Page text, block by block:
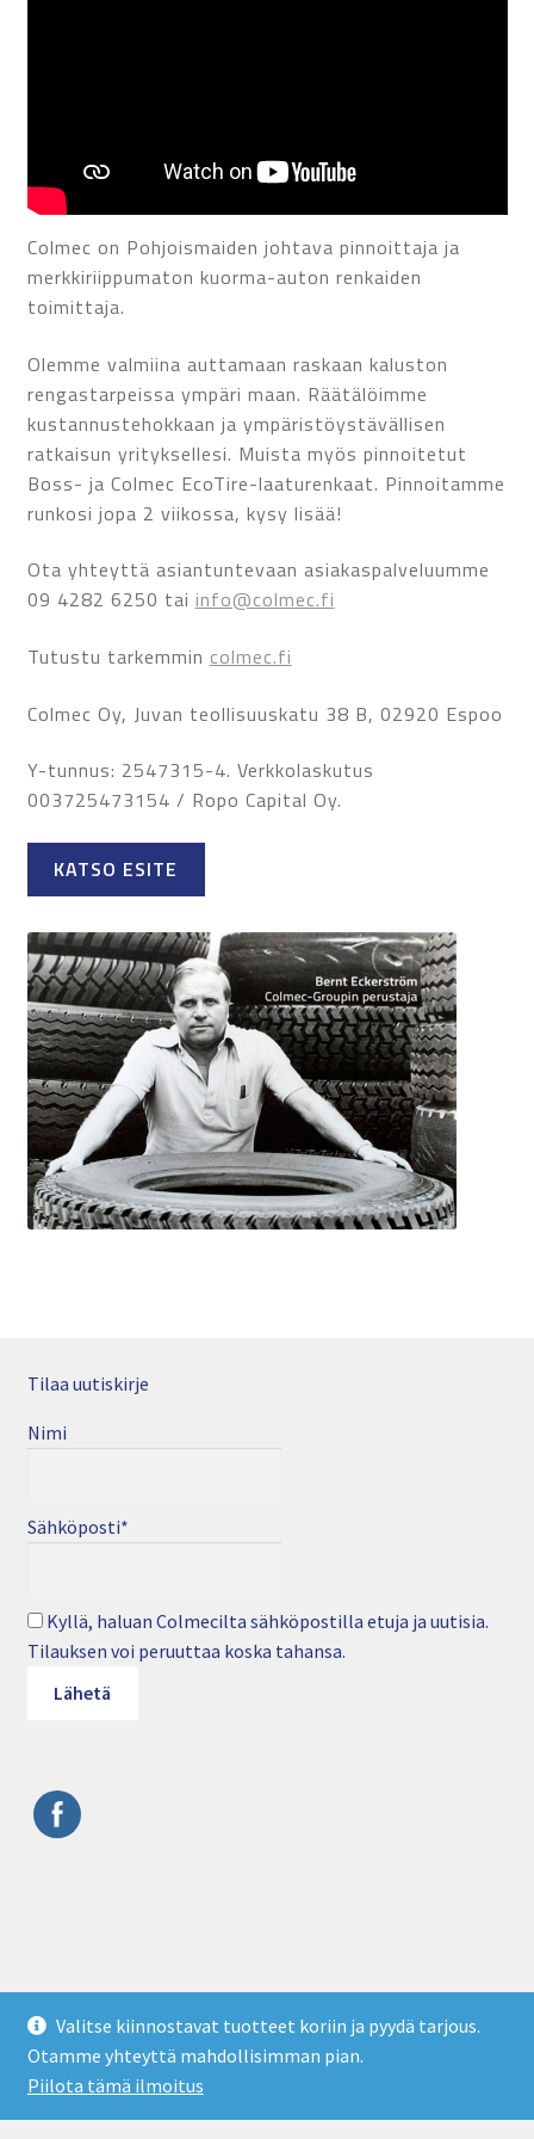
Colmec on Pohjoismaiden johtava pinnoittaja ja
merkkiriippumaton kuorma-auton renkaiden
toimittaja.
Olemme valmiina auttamaan raskaan kaluston
rengastarpeissa ympäri maan. Räätälöimme
kustannustehokkaan ja ympäristöystävällisen
ratkaisun yrityksellesi. Muista myös pinnoitetut
Boss- ja Colmec EcoTire-laaturenkaat. Pinnoitamme
runkosi jopa 2 viikossa, kysy lisää!
Ota yhteyttä asiantuntevaan asiakaspalveluumme
09 4282 6250 tai info@colmec.fi
Tutustu tarkemmin colmec.fi
Colmec Oy, Juvan teollisuuskatu 38 B, 02920 Espoo
Y-tunnus: 2547315-4. Verkkolaskutus
003725473154 / Ropo Capital Oy.
KATSO ESITE
Tilaa uutiskirje
Nimi
Sähköposti*
Kyllä, haluan Colmecilta sähköpostilla etuja ja uutisia.
Tilauksen voi peruuttaa koska tahansa.
info@colmec.fi • colmec.fi
Tietosuojaseloste
Valitse kiinnostavat tuotteet koriin ja pyydä tarjous.
Otamme yhteyttä mahdollisimman pian.
Piilota tämä ilmoitus